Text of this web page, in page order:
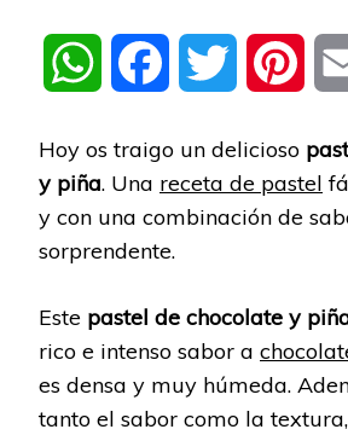
WhatsAppFacebook Twitter
Hoy os traigo un delicioso
y piña. Una receta de pastel
y con una combinación de
sorprendente.
Este pastel de chocolate y
rico e intenso sabor a
es densa y muy húmeda.
tanto el sabor como la